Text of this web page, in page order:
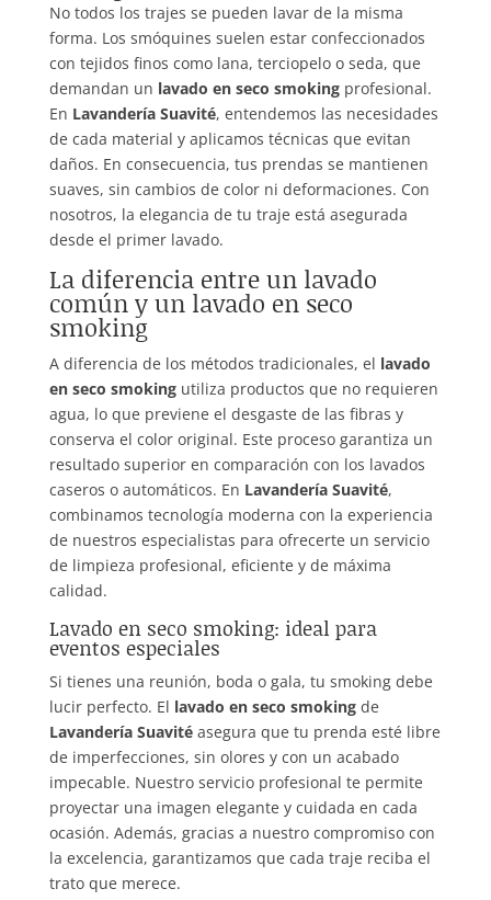
No todos los trajes se pueden lavar de la misma
forma. Los smóquines suelen estar confeccionados
con tejidos finos como lana, terciopelo o seda, que
demandan un lavado en seco smokingprofesional.
En Lavandería Suavité, entendemos las necesidades
de cada material y aplicamos técnicas que evitan
daños. En consecuencia, tus prendas se mantienen
suaves, sin cambios de color ni deformaciones. Con
nosotros, la elegancia de tu traje está asegurada
desde el primer lavado.
La diferencia entre un lavado
común y un lavado en seco
smoking
A diferencia de los métodos tradicionales, el lavado
en seco smokingutiliza productos que no requieren
agua, lo que previene el desgaste de las fibras y
conserva el color original. Este proceso garantiza un
resultado superior en comparación con los lavados
caseros o automáticos. En Lavandería Suavité,
combinamos tecnología moderna con la experiencia
de nuestros especialistas para ofrecerte un servicio
de limpieza profesional, eficiente y de máxima
calidad.
Lavado en seco smoking: ideal para
eventos especiales
Si tienes una reunión, boda o gala, tu smoking debe
lucir perfecto. El lavado en seco smokingde
Lavandería Suavitéasegura que tu prenda esté libre
de imperfecciones, sin olores y con un acabado
impecable. Nuestro servicio profesional te permite
proyectar una imagen elegante y cuidada en cada
ocasión. Además, gracias a nuestro compromiso con
la excelencia, garantizamos que cada traje reciba el
trato que merece.